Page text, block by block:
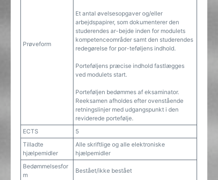
Prøveform
Et antal øvelsesopgaver og/eller
arbejdspapirer, som dokumenterer den
studerendes ar-bejde inden for modulets
kompetenceområder samt den studerendes
redegørelse for por-teføljens indhold.
Porteføljens præcise indhold fastlægges
ved modulets start.
Porteføljen bedømmes af eksaminator.
Reeksamen afholdes efter ovenstående
retningslinjer med udgangspunkt i den
reviderede portefølje.
ECTS
5
Tilladte
hjælpemidler
Alle skriftlige og alle elektroniske
hjælpemidler
Bedømmelsesfor
m
Bestået/ikke bestået